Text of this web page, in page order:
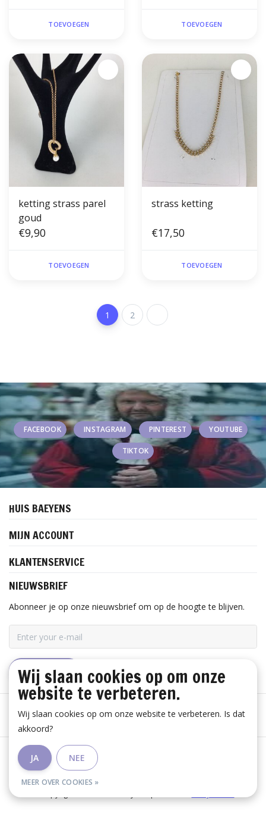
TOEVOEGEN TOEVOEGEN
ketting strass parel
goud
€9,90
TOEVOEGEN
strass ketting
€17,50
TOEVOEGEN
1 2
FACEBOOK INSTAGRAM PINTEREST YOUTUBE
TIKTOK
HUIS BAEYENS
MIJN ACCOUNT
KLANTENSERVICE
NIEUWSBRIEF
Abonneer je op onze nieuwsbrief om op de hoogte te blijven.
ABONNEER
Algemene voorwaarden
Wij slaan cookies op om onze
website te verbeteren.
Wij slaan cookies op om onze website te verbeteren. Is dat
akkoord?
JA NEE
MEER OVER COOKIES »